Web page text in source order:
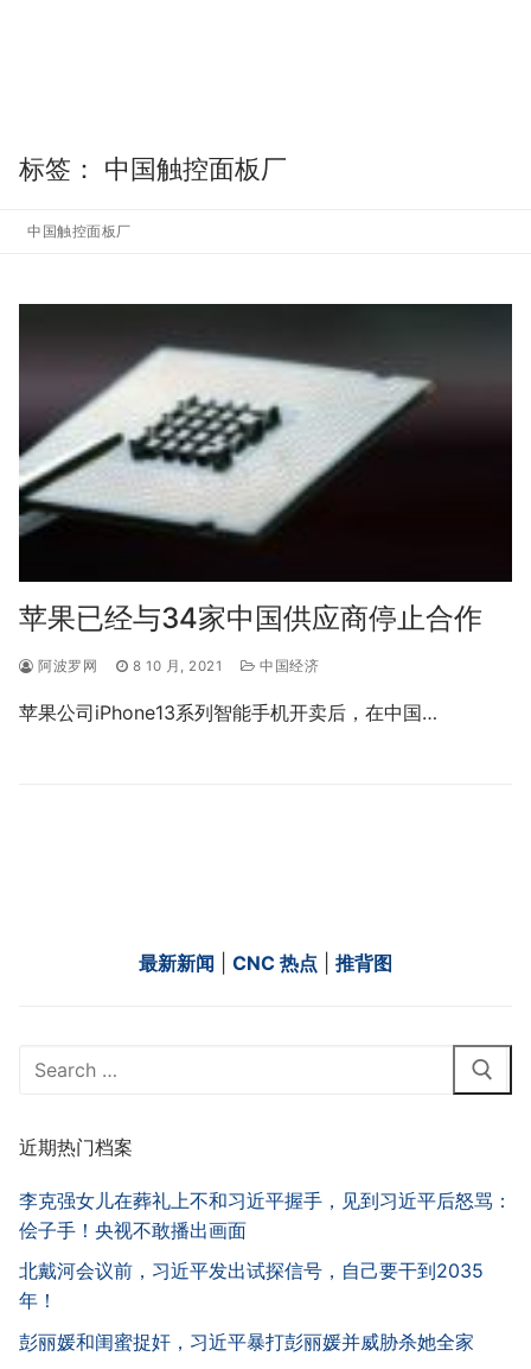
标签： 中国触控面板厂
中国触控面板厂
苹果已经与34家中国供应商停止合作
阿波罗网 8 10 月, 2021 中国经济
苹果公司iPhone13系列智能手机开卖后，在中国…
最新新闻 CNC 热点 推背图
Search
近期热门档案
李克强女儿在葬礼上不和习近平握手，见到习近平后怒骂：
侩子手！央视不敢播出画面
北戴河会议前，习近平发出试探信号，自己要干到2035
年！
彭丽媛和闺蜜捉奸，习近平暴打彭丽媛并威胁杀她全家